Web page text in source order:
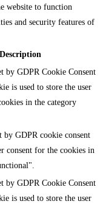
website to function
and security features of
Description
by GDPR Cookie Consent
is used to store the user
in the category
by GDPR cookie consent
consent for the cookies in
by GDPR Cookie Consent
is used to store the user